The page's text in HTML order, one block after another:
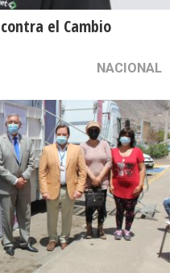
el Cambio
NACIONAL